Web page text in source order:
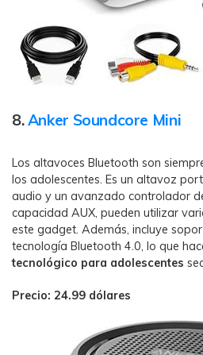
8.Anker Soundcore Mini
Los altavoces Bluetooth son
los adolescentes. Es un altavoz
audio y un avanzado controlador
capacidad AUX, pueden utilizar
este gadget. Además, incluye
tecnología Bluetooth 4.0, lo que
tecnológico para adolescentes
Precio: 24.99 dólares